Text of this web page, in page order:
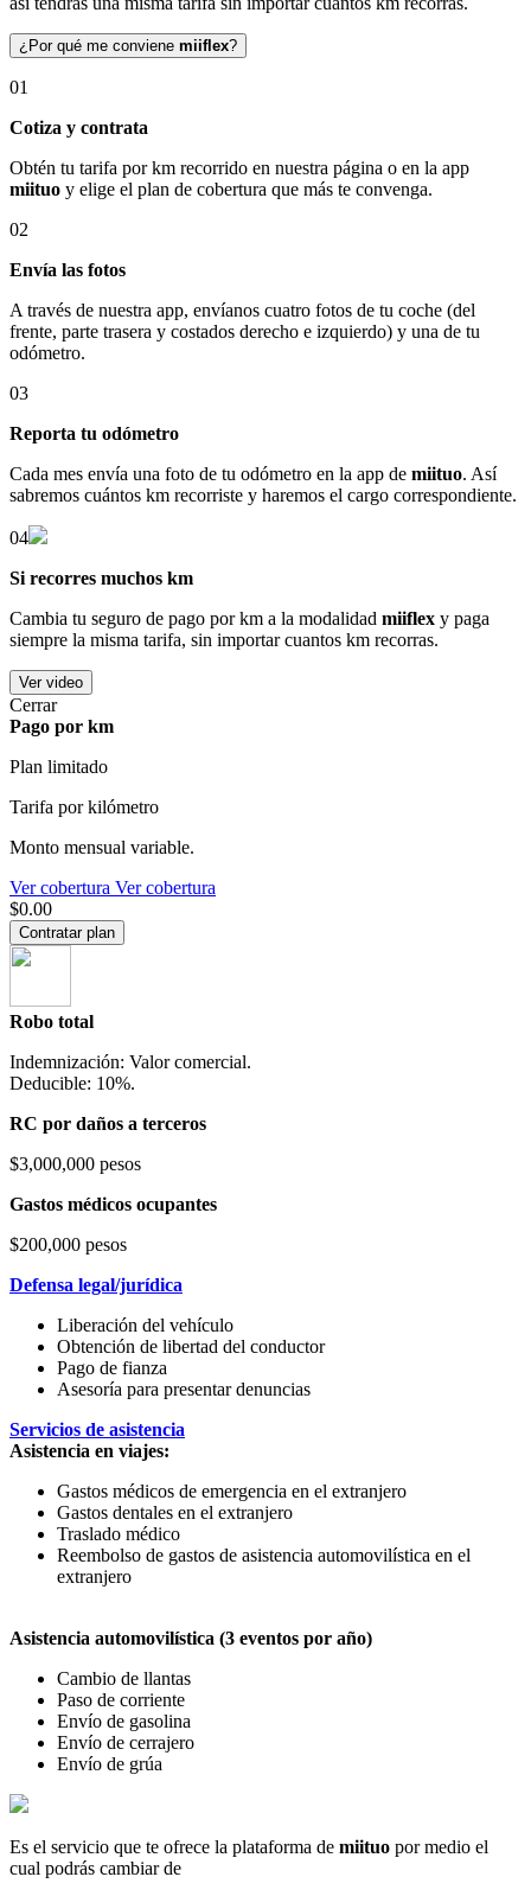
¿Por qué me conviene miiflex?
01
Cotiza y contrata
Obtén tu tarifa por km recorrido en nuestra página o en la app
miituo y elige el plan de cobertura que más te convenga.
02
Envía las fotos
A través de nuestra app, envíanos cuatro fotos de tu coche (del
frente, parte trasera y costados derecho e izquierdo) y una de tu
odómetro.
03
Reporta tu odómetro
Cada mes envía una foto de tu odómetro en la app de miituo. Así
sabremos cuántos km recorriste y haremos el cargo correspondiente.
04
Si recorres muchos km
Cambia tu seguro de pago por km a la modalidad miiflex y paga
siempre la misma tarifa, sin importar cuantos km recorras.
Ver video
Cerrar
Pago por km
Plan limitado
Tarifa por kilómetro
Monto mensual variable.
Ver cobertura Ver cobertura
$0.00
Contratar plan
Robo total
Indemnización: Valor comercial.
Deducible: 10%.
RC por daños a terceros
$3,000,000 pesos
Gastos médicos ocupantes
$200,000 pesos
Defensa legal/jurídica
Liberación del vehículo
Obtención de libertad del conductor
Pago de fianza
Asesoría para presentar denuncias
Servicios de asistencia
Asistencia en viajes:
Gastos médicos de emergencia en el extranjero
Gastos dentales en el extranjero
Traslado médico
Reembolso de gastos de asistencia automovilística en el
extranjero
Asistencia automovilística (3 eventos por año)
Cambio de llantas
Paso de corriente
Envío de gasolina
Envío de cerrajero
Envío de grúa
Es el servicio que te ofrece la plataforma de miituo por medio el
cual podrás cambiar de